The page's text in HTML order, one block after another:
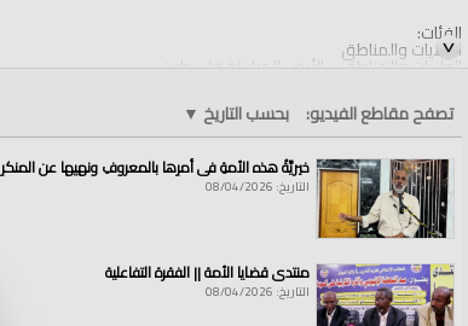
الفئات:
الولايات والمناطق
الولايات والمناطق»الأرض المباركة فلسطين
قنوات:
الولايات والمناطق
اللَّهَ
تصفح مقاطع الفيديو: بحسب التاريخ ▼
خيريَّةُ هذه الأمةِ في أمرِها بالمعروفِ ونهيِها عن المنكرِ
التاريخ: 08/04/2026
منتدى قضايا الأمة || الفقرة التفاعلية
التاريخ: 08/04/2026